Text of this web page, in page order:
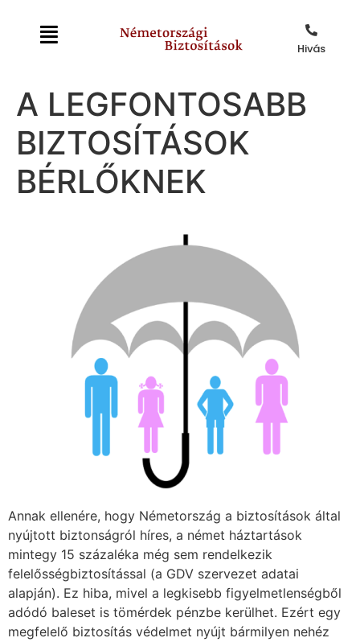
Hivás
A LEGFONTOSABB
BIZTOSÍTÁSOK
BÉRLŐKNEK
Annak ellenére, hogy Németország a biztosítások által
nyújtott biztonságról híres, a német háztartások
mintegy 15 százaléka még sem rendelkezik
felelősségbiztosítással (a GDV szervezet adatai
alapján). Ez hiba, mivel a legkisebb figyelmetlenségből
adódó baleset is tömérdek pénzbe kerülhet. Ezért egy
megfelelő biztosítás védelmet nyújt bármilyen nehéz